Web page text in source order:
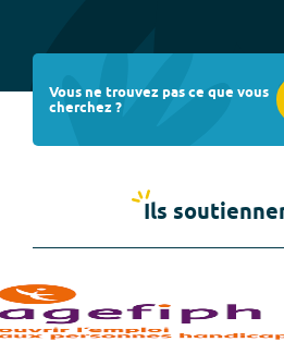
Vous ne trouvez pas ce que vous
cherchez ?
Ils